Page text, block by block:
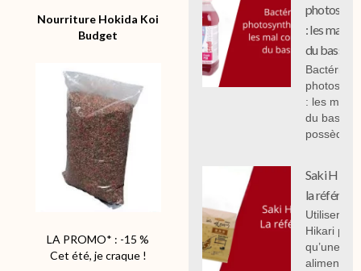
Nourriture Hokida Koi
Budget
LA PROMO* : -15 %
Cet été, je craque !
: les mal
du bassin.
Bactéries
: les mal
du bassin,
possèdent
Saki
la
Utiliser
Hikari
qu’une